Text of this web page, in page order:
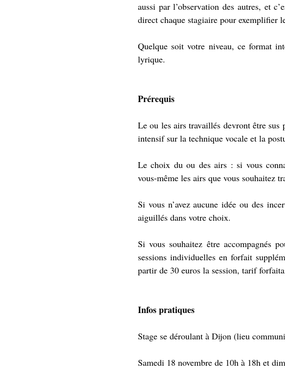
aussi par l’observation des autres, et
direct chaque stagiaire pour exemplifier
Quelque soit votre niveau, ce format
lyrique.
Prérequis
Le ou les airs travaillés devront être
intensif sur la technique vocale et la
Le choix du ou des airs : si vous
vous-même les airs que vous souhaitez
Si vous n’avez aucune idée ou des
aiguillés dans votre choix.
Si vous souhaitez être accompagnés
sessions individuelles en forfait
partir de 30 euros la session, tarif
Infos pratiques
Stage se déroulant à Dijon (lieu
Samedi 18 novembre de 10h à 18h et